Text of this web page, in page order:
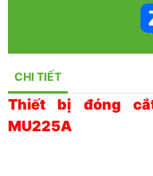
CHI TIẾT
Thiết bị đóng
MU225A